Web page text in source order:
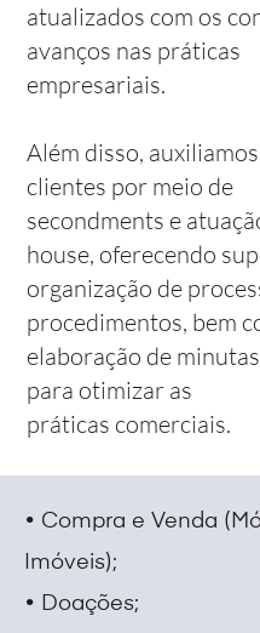
atualizados com os
avanços nas práticas
empresariais.
Além disso,
clientes por meio de
secondments e
house, oferecendo
organização de
procedimentos, bem
elaboração de
para otimizar as
práticas comerciais.
• Compra e Venda
Imóveis);
• Doações;